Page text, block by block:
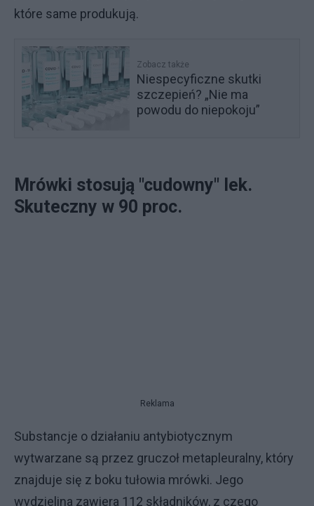
które same produkują.
Zobacz także
Niespecyficzne skutki
szczepień? „Nie ma
powodu do niepokoju”
Mrówki stosują "cudowny" lek.
Skuteczny w 90 proc.
Reklama
Substancje o działaniu antybiotycznym
wytwarzane są przez gruczoł metapleuralny, który
znajduje się z boku tułowia mrówki. Jego
wydzielina zawiera 112 składników, z czego